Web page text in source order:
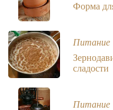
Форма
Питание
сладости
Питание